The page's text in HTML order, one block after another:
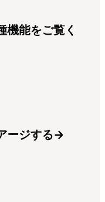
機能をご覧く
ージする→